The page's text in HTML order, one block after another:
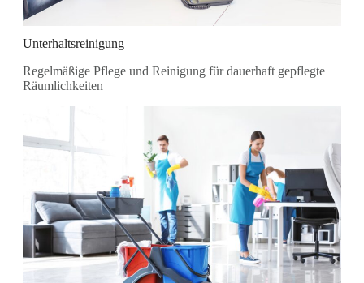
Unterhaltsreinigung
Regelmäßige Pflege und Reinigung für dauerhaft gepflegte
Räumlichkeiten